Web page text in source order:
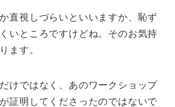
直視しづらいといいますか、恥ず
いところですけどね。そのお気持
ます。
けではなく、あのワークショップ
証明してくださったのではないで